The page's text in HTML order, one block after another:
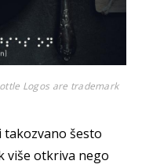
Logos are trademark
takozvano šesto
više otkriva nego